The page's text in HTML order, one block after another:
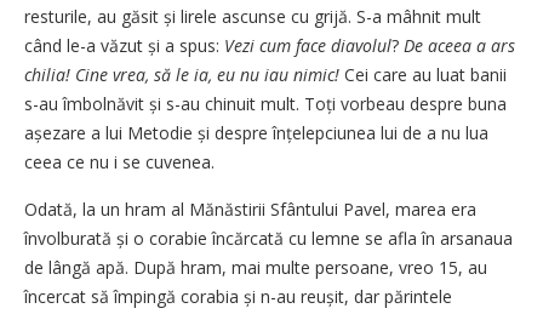
resturile, au găsit și lirele ascunse cu grijă. S-a mâhnit mult
când le-a văzut și a spus: Vezi cum face diavolul? De aceea a ars
chilia! Cine vrea, să le ia, eu nu iau nimic! Cei care au luat banii
s-au îmbolnăvit și s-au chinuit mult. Toți vorbeau despre buna
așezare a lui Metodie și despre înțelepciunea lui de a nu lua
ceea ce nu i se cuvenea.
Odată, la un hram al Mănăstirii Sfântului Pavel, marea era
învolburată și o corabie încărcată cu lemne se afla în arsanaua
de lângă apă. După hram, mai multe persoane, vreo 15, au
încercat să împingă corabia și n-au reușit, dar părintele